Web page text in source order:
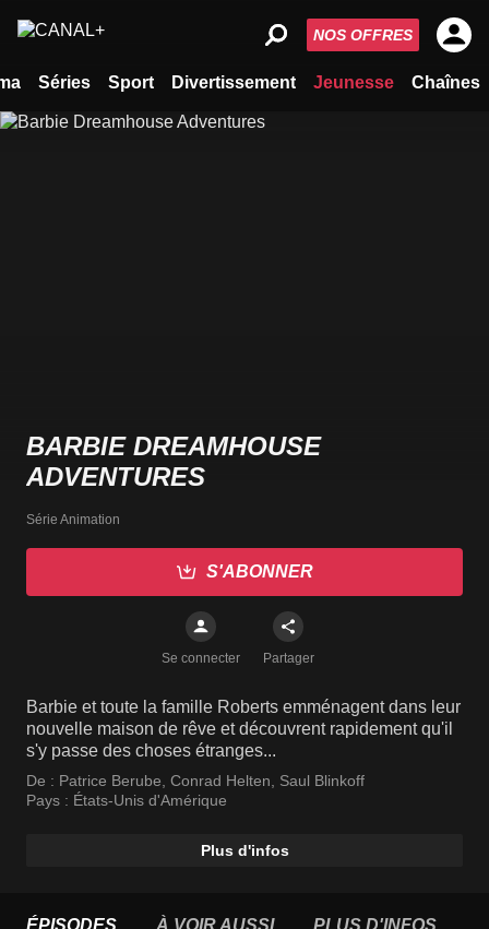
Séries Sport Divertissement Jeunesse Chaînes
NOS OFFRES
BARBIE DREAMHOUSE
ADVENTURES
Série Animation
S'ABONNER
Se connecter Partager
Barbie et toute la famille Roberts emménagent dans leur
nouvelle maison de rêve et découvrent rapidement qu'il
s'y passe des choses étranges...
De : Patrice Berube Conrad Helten
Saul Blinkoff
Pays : États-Unis d'Amérique
Plus d'infos
ÉPISODES À VOIR AUSSI PLUS D'INFOS